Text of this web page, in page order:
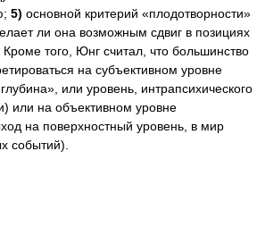
5) основной критерий «плодотворности»
ли она возможным сдвиг в позициях
того, Юнг считал, что большинство
на субъективном уровне
или уровень, интрапсихического
или на объективном уровне
на поверхностный уровень, в мир
событий).